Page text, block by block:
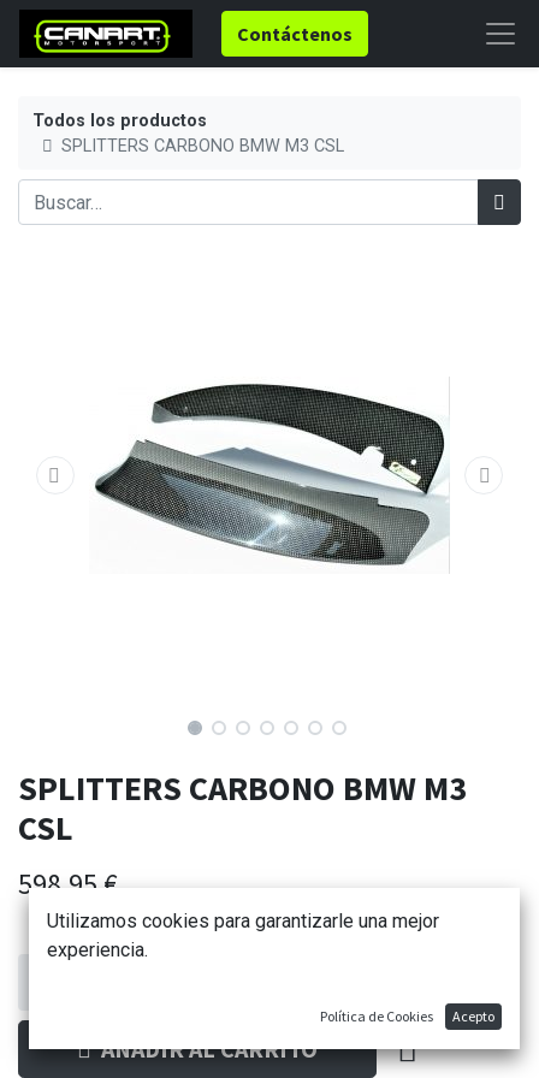
Contáctenos
Todos los productos
SPLITTERS CARBONO BMW M3 CSL
SPLITTERS CARBONO BMW M3
CSL
598,95 €
AÑADIR AL CARRITO
Utilizamos cookies para garantizarle una mejor
experiencia.
Política de Cookies Acepto